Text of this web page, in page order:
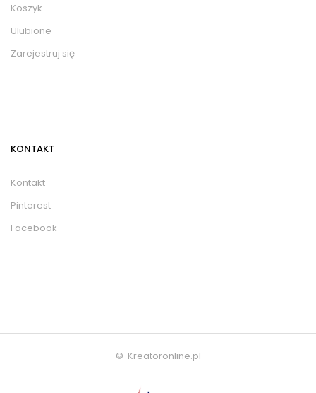
Koszyk
Ulubione
Zarejestruj się
KONTAKT
Kontakt
Pinterest
Facebook
© Kreatoronline.pl